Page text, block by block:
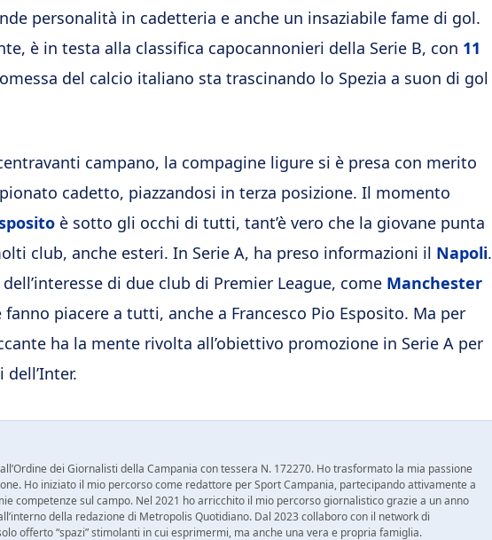
personalità in cadetteria e anche un insaziabile fame di gol.
è in testa alla classifica capocannonieri della Serie B, con 11
del calcio italiano sta trascinando lo Spezia a suon di gol
campano, la compagine ligure si è presa con merito
cadetto, piazzandosi in terza posizione. Il momento
è sotto gli occhi di tutti, tant’è vero che la giovane punta
club, anche esteri. In Serie A, ha preso informazioni il Napoli.
di due club di Premier League, come Manchester
fanno piacere a tutti, anche a Francesco Pio Esposito. Ma per
ha la mente rivolta all’obiettivo promozione in Serie A per
dei Giornalisti della Campania con tessera N. 172270. Ho trasformato la mia passione
Ho iniziato il mio percorso come redattore per Sport Campania, partecipando attivamente a
competenze sul campo. Nel 2021 ho arricchito il mio percorso giornalistico grazie a un anno
della redazione di Metropolis Quotidiano. Dal 2023 collaboro con il network di
offerto “spazi” stimolanti in cui esprimermi, ma anche una vera e propria famiglia.